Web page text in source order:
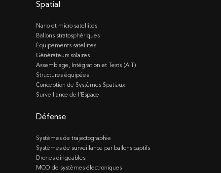
Spatial
Nano et micro satellites
Ballons stratosphériques
Équipements satellites
Générateurs solaires
Assemblage, Intégration et Tests (AIT)
Structures équipées
Conception de Systèmes Spatiaux
Surveillance de l’Espace
Défense
Systèmes de trajectographie
Systèmes de surveillance par ballons captifs
Drones dirigeables
MCO de systèmes électroniques